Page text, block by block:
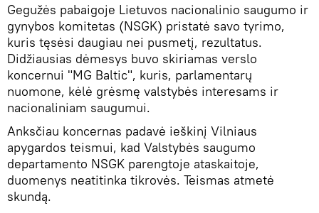
Gegužės pabaigoje Lietuvos nacionalinio saugumo ir
gynybos komitetas (NSGK) pristatė savo tyrimo,
kuris tęsėsi daugiau nei pusmetį, rezultatus.
Didžiausias dėmesys buvo skiriamas verslo
koncernui "MG Baltic", kuris, parlamentarų
nuomone, kėlė grėsmę valstybės interesams ir
nacionaliniam saugumui.
Anksčiau koncernas padavė ieškinį Vilniaus
apygardos teismui, kad Valstybės saugumo
departamento NSGK parengtoje ataskaitoje,
duomenys neatitinka tikrovės. Teismas atmetė
skundą.